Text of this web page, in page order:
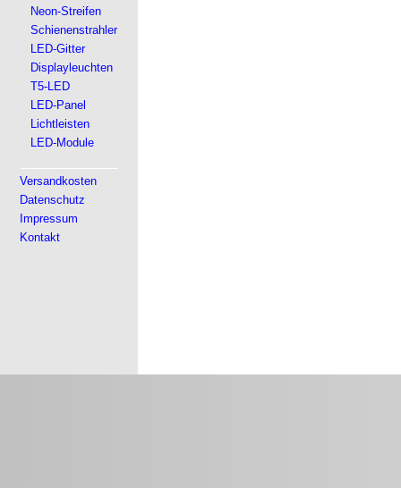
Neon-Streifen
Schienenstrahler
LED-Gitter
Displayleuchten
T5-LED
LED-Panel
Lichtleisten
LED-Module
Versandkosten
Datenschutz
Impressum
Kontakt